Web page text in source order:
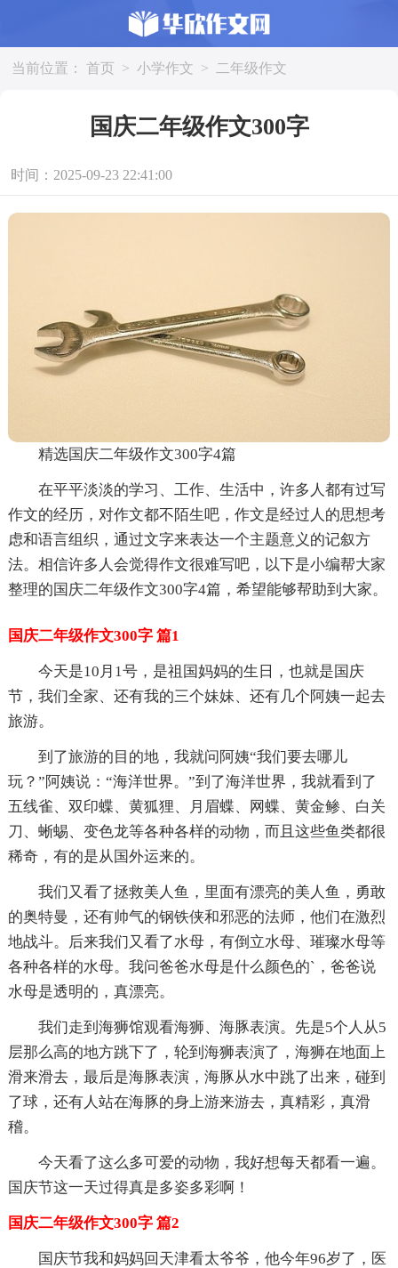
当前位置： 首页 > 小学作文 > 二年级作文
国庆二年级作文300字
时间：2025-09-23 22:41:00
精选国庆二年级作文300字4篇
在平平淡淡的学习、工作、生活中，许多人都有过写
作文的经历，对作文都不陌生吧，作文是经过人的思想考
虑和语言组织，通过文字来表达一个主题意义的记叙方
法。相信许多人会觉得作文很难写吧，以下是小编帮大家
整理的国庆二年级作文300字4篇，希望能够帮助到大家。
国庆二年级作文300字 篇1
今天是10月1号，是祖国妈妈的生日，也就是国庆
节，我们全家、还有我的三个妹妹、还有几个阿姨一起去
旅游。
到了旅游的目的地，我就问阿姨“我们要去哪儿
玩？”阿姨说：“海洋世界。”到了海洋世界，我就看到了
五线雀、双印蝶、黄狐狸、月眉蝶、网蝶、黄金鲹、白关
刀、蜥蜴、变色龙等各种各样的动物，而且这些鱼类都很
稀奇，有的是从国外运来的。
我们又看了拯救美人鱼，里面有漂亮的美人鱼，勇敢
的奥特曼，还有帅气的钢铁侠和邪恶的法师，他们在激烈
地战斗。后来我们又看了水母，有倒立水母、璀璨水母等
各种各样的水母。我问爸爸水母是什么颜色的`，爸爸说
水母是透明的，真漂亮。
我们走到海狮馆观看海狮、海豚表演。先是5个人从5
层那么高的地方跳下了，轮到海狮表演了，海狮在地面上
滑来滑去，最后是海豚表演，海豚从水中跳了出来，碰到
了球，还有人站在海豚的身上游来游去，真精彩，真滑
稽。
今天看了这么多可爱的动物，我好想每天都看一遍。
国庆节这一天过得真是多姿多彩啊！
国庆二年级作文300字 篇2
国庆节我和妈妈回天津看太爷爷，他今年96岁了，医